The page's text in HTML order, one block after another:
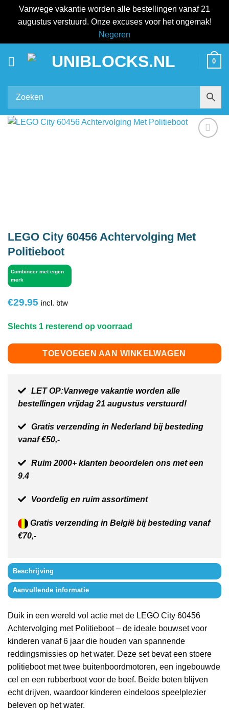
Vanwege vakantie worden alle bestellingen vanaf 21
augustus verstuurd. Onze excuses voor het ongemak!
Negeren
0
LEGO City 60456 Achtervolging Met
Politieboot
Combineer met eigen
merk
€29.95 incl. btw
Slechts 1 resterend op voorraad
TOEVOEGEN AAN WINKELWAGEN
LET OP:Vanwege vakantie worden alle
bestellingen vrijdag 21 augustus verstuurd!
Gratis verzending in Nederland bij besteding
vanaf €50,-
Ruim 2000+ klanten beoordelen ons met een
9.4
Voordelig en ruim assortiment
Gratis verzending in België bij besteding vanaf
€70,-
Beschrijving
Aanvullende informatie
Duik in een wereld vol actie met de LEGO City 60456
Achtervolging met Politieboot – de ideale bouwset voor
kinderen vanaf 6 jaar die houden van spannende
reddingsmissies op het water. Deze set bevat een stoere
politieboot met twee buitenboordmotoren, een ingebouwde
cel en een rubberboot voor de boef. Beide boten blijven
echt drijven, waardoor kinderen eindeloos speelplezier
beleven op het water.